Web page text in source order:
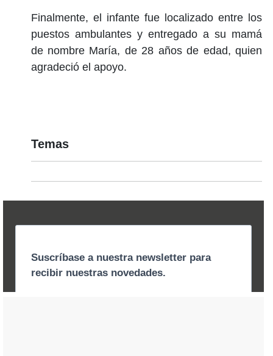
Finalmente, el infante fue localizado entre los
puestos ambulantes y entregado a su mamá
de nombre María, de 28 años de edad, quien
agradeció el apoyo.
Temas